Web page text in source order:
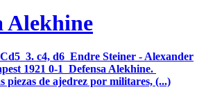
Alekhine
3. c4, d6 Endre Steiner - Alexander
1921 0-1 Defensa Alekhine.
piezas de ajedrez por militares, (...)